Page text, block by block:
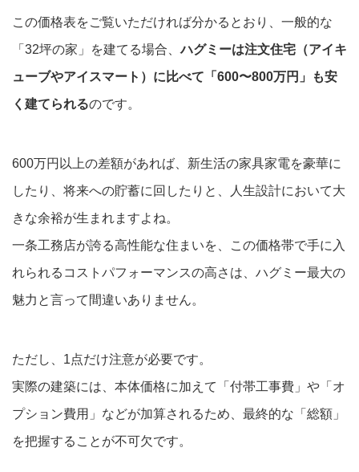
この価格表をご覧いただければ分かるとおり、一般的な
「32坪の家」を建てる場合、ハグミーは注文住宅（アイキ
ューブやアイスマート）に比べて「600〜800万円」も安
く建てられるのです。
600万円以上の差額があれば、新生活の家具家電を豪華に
したり、将来への貯蓄に回したりと、人生設計において大
きな余裕が生まれますよね。
一条工務店が誇る高性能な住まいを、この価格帯で手に入
れられるコストパフォーマンスの高さは、ハグミー最大の
魅力と言って間違いありません。
ただし、1点だけ注意が必要です。
実際の建築には、本体価格に加えて「付帯工事費」や「オ
プション費用」などが加算されるため、最終的な「総額」
を把握することが不可欠です。